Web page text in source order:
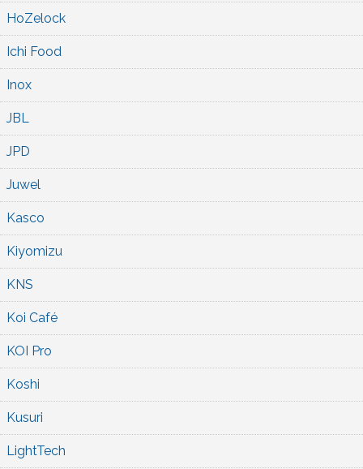
HoZelock
Ichi Food
Inox
JBL
JPD
Juwel
Kasco
Kiyomizu
KNS
Koi Café
KOI Pro
Koshi
Kusuri
LightTech